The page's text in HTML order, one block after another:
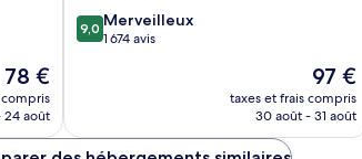
Le
nouveau
prix
de
78 €
24 août
Sha
Tsui
9.0
sur
9,0 Merveilleux
1 674 avis
Le
nouveau
prix
97 €
taxes et frais compris
30 août - 31 août